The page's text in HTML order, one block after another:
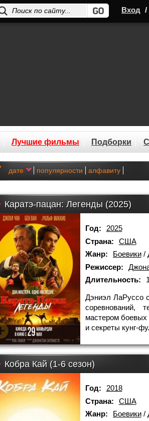
Вход /
дате популярности алфавиту
Каратэ-пацан: Легенды (2025)
Год:
2025
Страна:
США
Жанр:
Боевики/
Режиссер:
Длительность:
Дэниэл ЛаРуссо
соревнований,
мастером боевых
и секреты кунг-
Кобра Кай (1-6 сезон)
Год:
2018
Страна:
США
Жанр:
Боевики/
Лучшие фильмы Подборки